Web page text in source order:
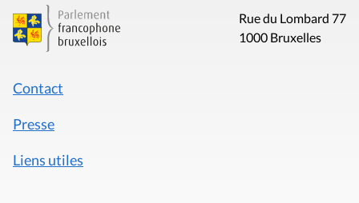
Rue du Lombard 77
1000 Bruxelles
Contact
Presse
Liens utiles